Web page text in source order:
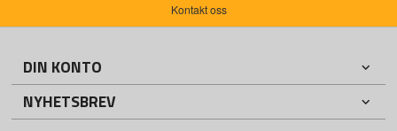
Kontakt oss
DIN KONTO
NYHETSBREV